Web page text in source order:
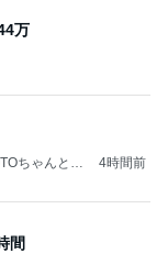
万
ちゃんとの
4時間前
間